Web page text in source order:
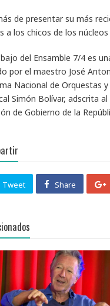
de presentar su más
a los chicos de los
del Ensamble 7/4 es
por el maestro José
Nacional de Orquestas
Simón Bolívar, adscrita
de Gobierno de la
Tweet Share